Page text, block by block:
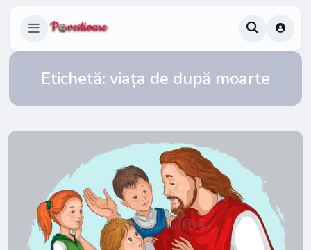
Etichetă: viața de după moarte